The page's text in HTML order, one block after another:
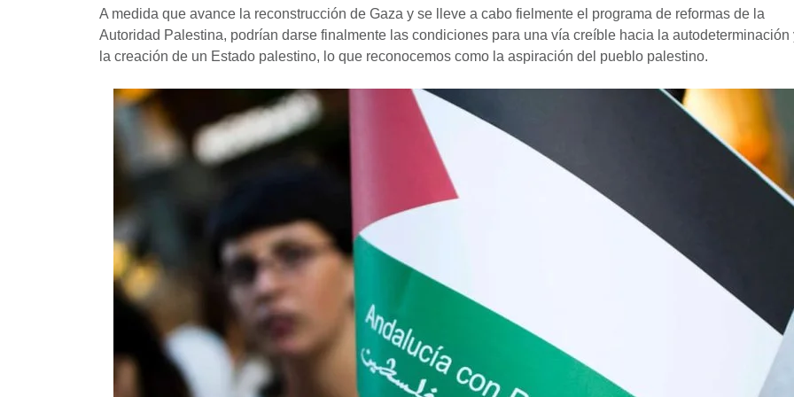
A medida que avance la reconstrucción de Gaza y se lleve a cabo fielmente el programa de reformas de la
Autoridad Palestina, podrían darse finalmente las condiciones para una vía creíble hacia la autodeterminación
la creación de un Estado palestino, lo que reconocemos como la aspiración del pueblo palestino.